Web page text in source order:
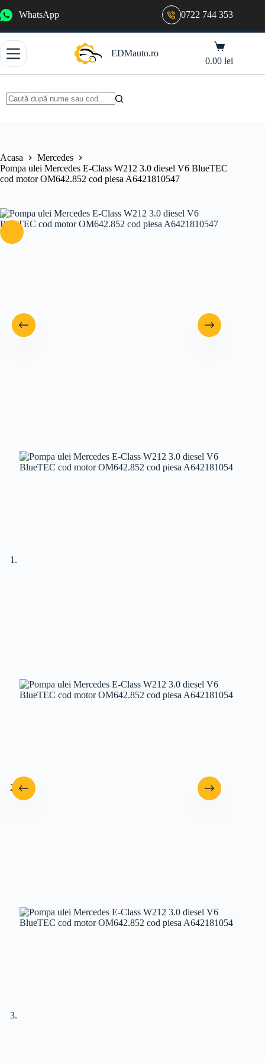
la
WhatsApp 0722 744 353
EDMauto.ro
Coș
de
cumpărături
0.00lei
Acasa
Mercedes
Pompa ulei Mercedes E-Class W212 3.0 diesel V6 BlueTEC
cod motor OM642.852 cod piesa A6421810547